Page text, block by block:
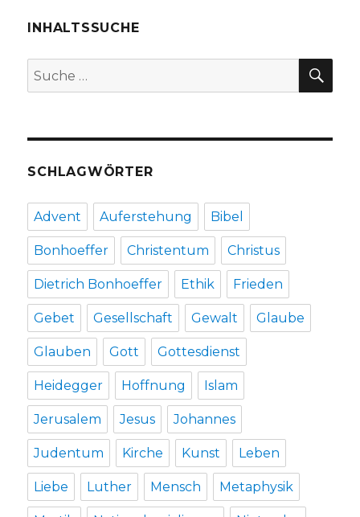
INHALTSSUCHE
Suche
nach:
SCHLAGWÖRTER
Advent Auferstehung Bibel
Bonhoeffer Christentum Christus
Dietrich Bonhoeffer Ethik Frieden
Gebet Gesellschaft Gewalt Glaube
Glauben Gott Gottesdienst
Heidegger Hoffnung Islam
Jerusalem Jesus Johannes
Judentum Kirche Kunst Leben
Liebe Luther Mensch Metaphysik